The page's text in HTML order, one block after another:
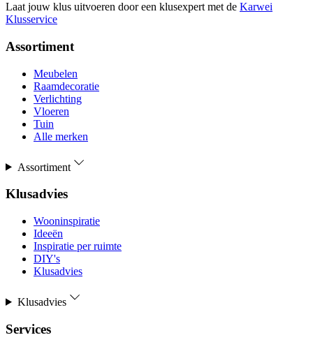
Laat jouw klus uitvoeren door een klusexpert met de Karwei
Klusservice
Assortiment
Meubelen
Raamdecoratie
Verlichting
Vloeren
Tuin
Alle merken
Assortiment
Klusadvies
Wooninspiratie
Ideeën
Inspiratie per ruimte
DIY's
Klusadvies
Klusadvies
Services